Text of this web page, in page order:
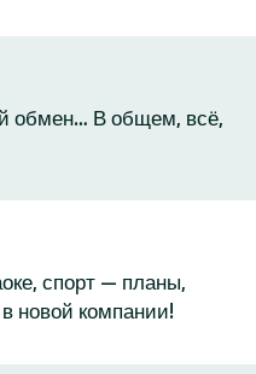
обмен… В общем, всё,
спорт — планы,
новой компании!